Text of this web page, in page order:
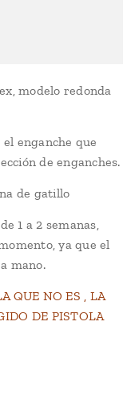
modelo redonda
enganche que
de enganches.
de gatillo
1 a 2 semanas,
ya que el
mano.
QUE NO ES , LA
DE PISTOLA